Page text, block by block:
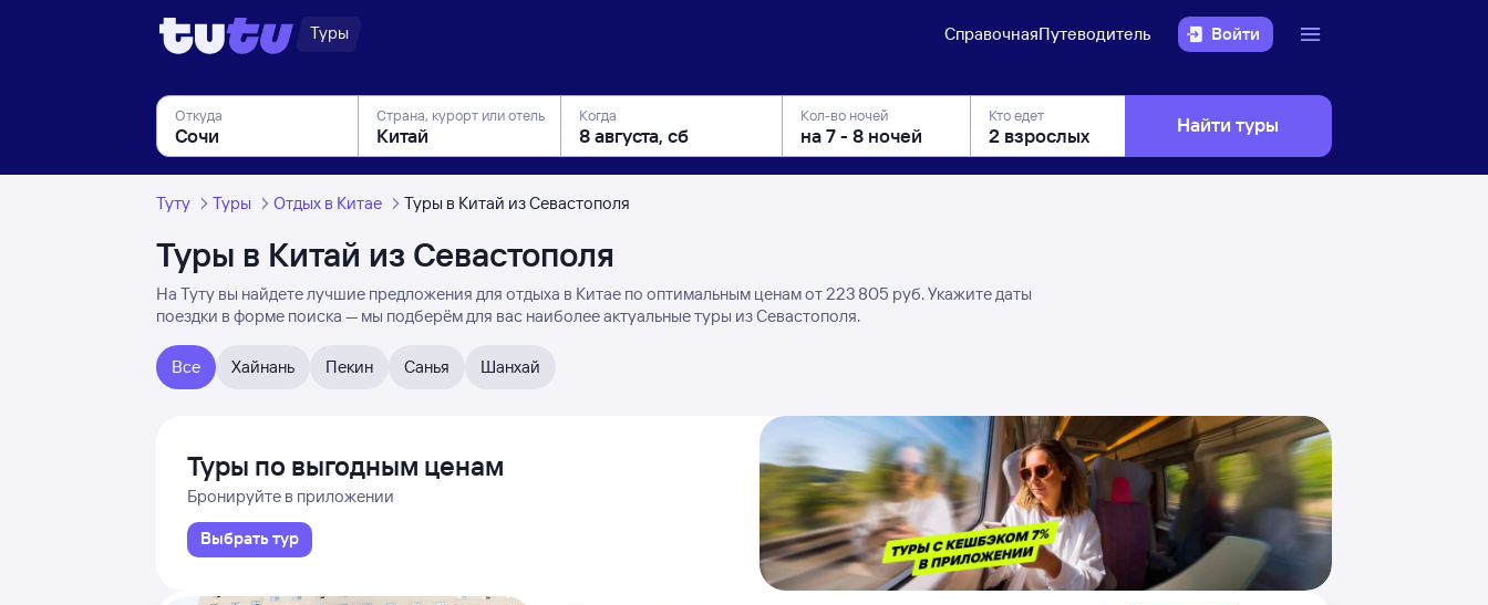
Туры СправочнаяПутеводитель Войти
Откуда Страна, курорт или отель Когда Кол-во ночей Кто едет Найти туры
Туту Туры Отдых в Китае Туры в Китай из Севастополя
Туры в Китай из Севастополя
На Туту вы найдете лучшие предложения для отдыха в Китае по оптимальным ценам от 223 ⁠805 руб. Укажите даты
поездки в форме поиска — мы подберём для вас наиболее актуальные туры из Севастополя.
Все Хайнань Пекин Санья Шанхай
Туры по выгодным ценам
Бронируйте в приложении
Выбрать тур